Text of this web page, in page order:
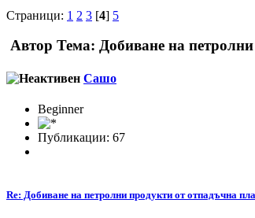
Страници: 1 2 3 [4] 5
Автор Тема: Добиване на
Сашо
Beginner
Публикации: 67
Re: Добиване на петролни продукти от отпадъчна